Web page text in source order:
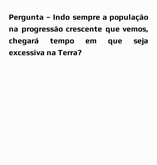
Pergunta – Indo sempre a população
na progressão crescente que vemos,
chegará tempo em que seja
excessiva na Terra?